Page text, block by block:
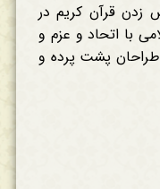
زدن قرآن کریم در
با اتحاد و عزم و
طراحان پشت پرده و